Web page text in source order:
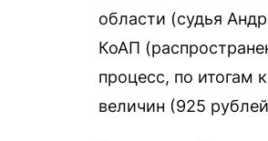
области (судья
КоАП
процесс, по итогам
величин (925